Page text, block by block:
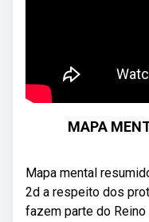
MAPA
Mapa mental
2d a respeito dos
fazem parte do Reino